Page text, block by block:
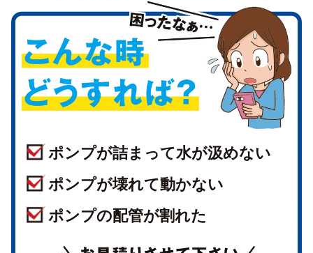
ポンプが詰まって水が汲めない
ポンプが壊れて動かない
ポンプの配管が割れた